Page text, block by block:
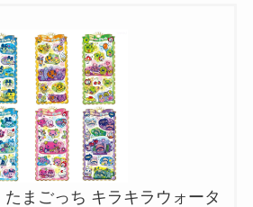
たまごっち キラキラウォータ